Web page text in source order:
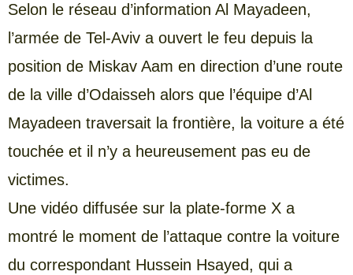
Selon le réseau d’information Al Mayadeen,
l’armée de Tel-Aviv a ouvert le feu depuis la
position de Miskav Aam en direction d’une route
de la ville d’Odaisseh alors que l’équipe d’Al
Mayadeen traversait la frontière, la voiture a été
touchée et il n’y a heureusement pas eu de
victimes.
Une vidéo diffusée sur la plate-forme X a
montré le moment de l’attaque contre la voiture
du correspondant Hussein Hsayed, qui a